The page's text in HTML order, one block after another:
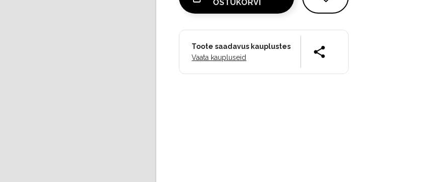
OSTUKORVI
Toote saadavus kauplustes
Vaata kaupluseid